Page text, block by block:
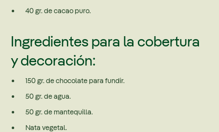
40 gr. de cacao puro.
Ingredientes para la cobertura
y decoración:
150 gr. de chocolate para fundir.
50 gr. de agua.
50 gr. de mantequilla.
Nata vegetal.